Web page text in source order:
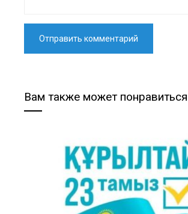
Вам также может понравиться